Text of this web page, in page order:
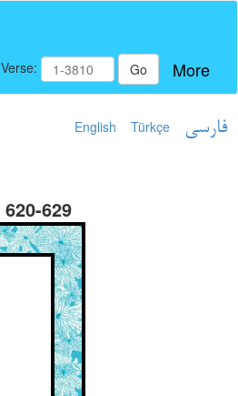
Verse: Go More
English Türkçe فارسی
620-629